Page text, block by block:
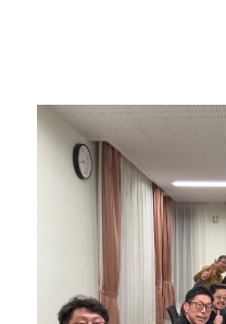
ィー」を開催しまし
し、参加者の皆さまに
る場づくりを行いました。 イベントは自
イムからスタートし
者同士が協力し合い
歓談タイムでは、勝
ま。」の特別料理を